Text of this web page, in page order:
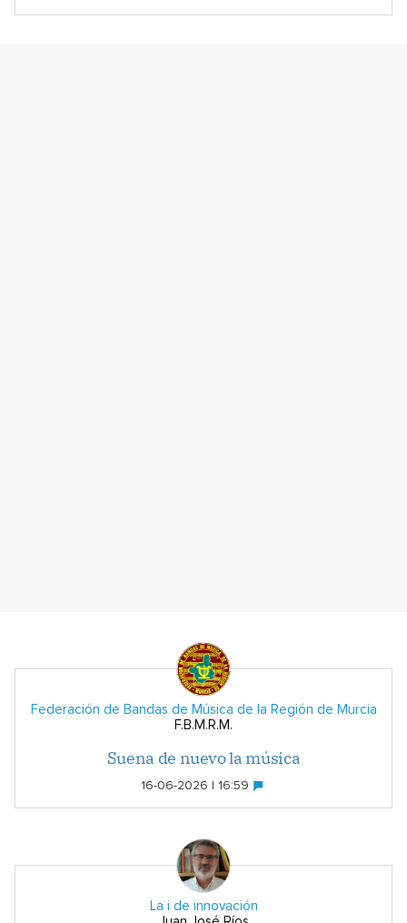
Federación de Bandas de Música de la Región de Murcia
F.B.M.R.M.
Suena de nuevo la música
16-06-2026 | 16:59
La i de innovación